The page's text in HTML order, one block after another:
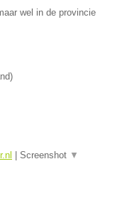
wel in de provincie
)
Screenshot ▼